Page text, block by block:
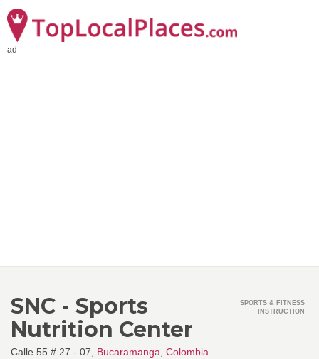
ad
SNC - Sports
Nutrition Center
Calle 55 # 27 - 07, Bucaramanga Colombia
SPORTS & FITNESS
INSTRUCTION